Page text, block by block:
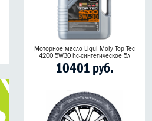
Моторное масло Liqui Moly Top Tec
4200 5W30 hc-синтетическое 5л
10401 руб.